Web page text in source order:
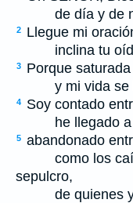
de día y de
2
Llegue mi
inclina tu oído
3
Porque
y mi vida se
4
Soy contado
he llegado a
5 abandonado
como los
sepulcro,
de quienes ya